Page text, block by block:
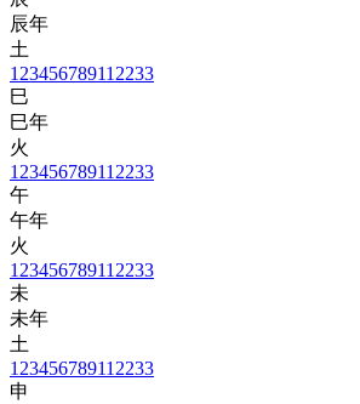
辰年
土
1 2345678911 2233
巳
巳年
火
1 2345678911 2233
午
午年
火
1 2345678911 2233
未
未年
土
1 2345678911 2233
申